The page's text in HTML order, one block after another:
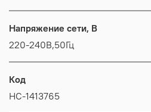
Напряжение сети, В
220-240В,50Гц
Код
НС-1413765